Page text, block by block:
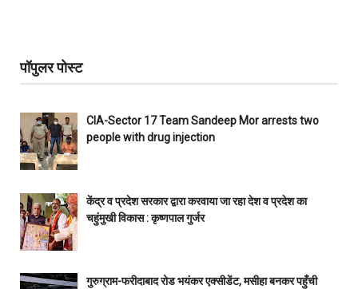
पॉपुलर पोस्ट
CIA-Sector 17 Team Sandeep Mor arrests two
people with drug injection
केंद्र व प्रदेश सरकार द्वारा करवाया जा रहा देश व प्रदेश का
चहुंमुखी विकास : कृष्णपाल गुर्जर
गुरुग्राम-फरीदाबाद रोड भयंकर एक्सीडेंट, मसीहा बनकर पहुँची